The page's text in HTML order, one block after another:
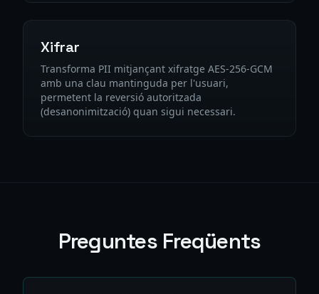
Xifrar
Transforma PII mitjançant xifratge AES-256-GCM
amb una clau mantinguda per l'usuari,
permetent la reversió autoritzada
(desanonimització) quan sigui necessari.
Preguntes Freqüents